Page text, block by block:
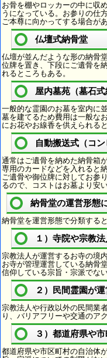
お骨を棚やロッカーの中に収
うになっている。お参りの仕
ご本尊に向かってする場合が
仏壇式納骨堂
仏壇が並んだような形の納骨
位牌を置き、下段にご遺骨を
れるところもある。
屋内墓苑（墓石式
一般的な霊園のお墓を室内に
墓を建てるため費用は一般な
にお花やお線香を供えられる
自動搬送式（コ
通常はご遺骨を納めた納骨箱
専用のカードなどを入れると
ご遺骨や御位牌に対してお参
るので、コストはお墓より安
納骨堂の運営形態
納骨堂を運営形態で分類する
１）寺院や宗教
宗教法人が運営するお寺の境
お寺が管理運営している納骨
信仰している宗旨・宗派でな
２）民間霊園が
宗教法人や行政以外の民間業
り、バリアフリーや交通のア
３）都道府県や
都道府県や市区町村の自治体